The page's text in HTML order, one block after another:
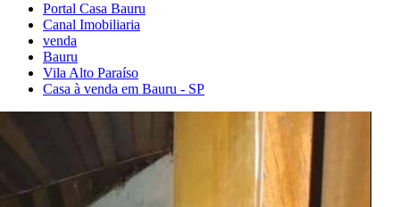
Portal Casa Bauru
Canal Imobiliaria
venda
Bauru
Vila Alto Paraíso
Casa à venda em Bauru - SP